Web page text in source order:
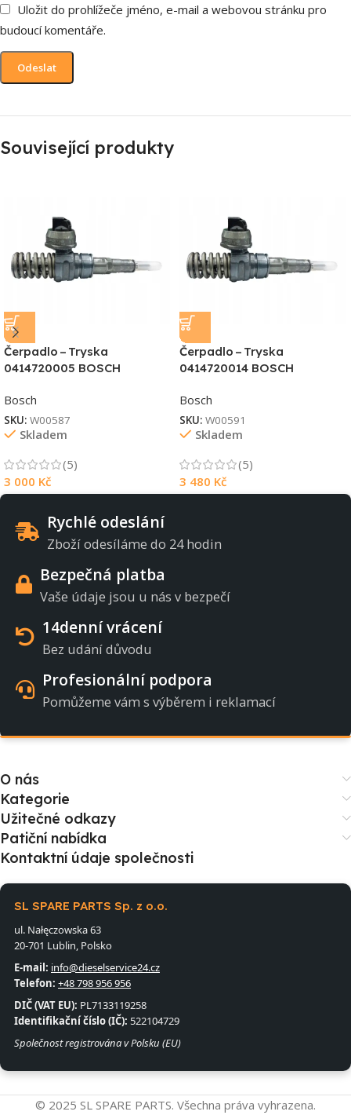
Uložit do prohlížeče jméno, e-mail a webovou stránku pro
budoucí komentáře.
Související produkty
Čerpadlo – Tryska
0414720005 BOSCH
Bosch
SKU: W00587
Skladem
(5)
3 000 Kč
Čerpadlo – Tryska
0414720014 BOSCH
Bosch
SKU: W00591
Skladem
(5)
3 480 Kč
Rychlé odeslání
Zboží odesíláme do 24 hodin
Bezpečná platba
Vaše údaje jsou u nás v bezpečí
14denní vrácení
Bez udání důvodu
Profesionální podpora
Pomůžeme vám s výběrem i reklamací
O nás
Kategorie
Užitečné odkazy
Patiční nabídka
Kontaktní údaje společnosti
SL SPARE PARTS Sp. z o.o.
ul. Nałęczowska 63
20-701 Lublin, Polsko
E-mail: info@dieselservice24.cz
Telefon: +48 798 956 956
DIČ (VAT EU): PL7133119258
Identifikační číslo (IČ): 522104729
Společnost registrována v Polsku (EU)
© 2025 SL SPARE PARTS. Všechna práva vyhrazena.